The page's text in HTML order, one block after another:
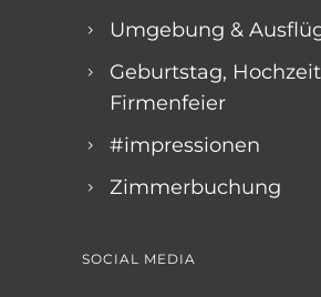
Umgebung &
Geburtstag,
Firmenfeier
#impressionen
Zimmerbuchung
SOCIAL MEDIA